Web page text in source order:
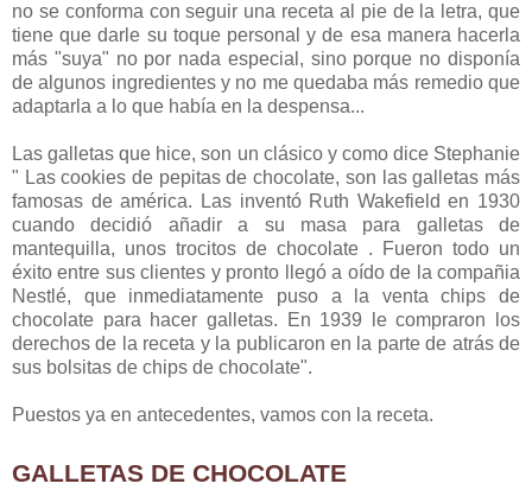
no se conforma con seguir una receta al pie de la letra, que
tiene que darle su toque personal y de esa manera hacerla
más "suya" no por nada especial, sino porque no disponía
de algunos ingredientes y no me quedaba más remedio que
adaptarla a lo que había en la despensa...
Las galletas que hice, son un clásico y como dice Stephanie
" Las cookies de pepitas de chocolate, son las galletas más
famosas de américa. Las inventó Ruth Wakefield en 1930
cuando decidió añadir a su masa para galletas de
mantequilla, unos trocitos de chocolate . Fueron todo un
éxito entre sus clientes y pronto llegó a oído de la compañia
Nestlé, que inmediatamente puso a la venta chips de
chocolate para hacer galletas. En 1939 le compraron los
derechos de la receta y la publicaron en la parte de atrás de
sus bolsitas de chips de chocolate".
Puestos ya en antecedentes, vamos con la receta.
GALLETAS DE CHOCOLATE